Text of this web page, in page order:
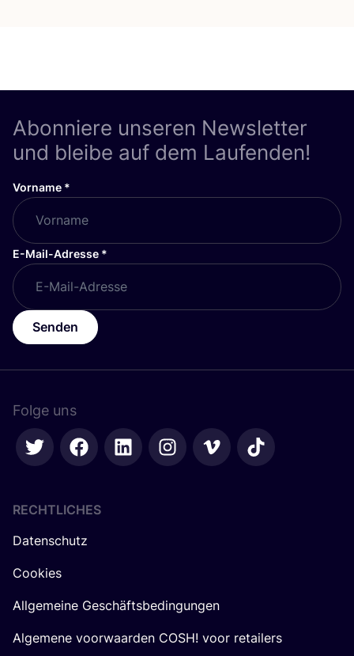
Abonniere unseren Newsletter
und bleibe auf dem Laufenden!
Vorname *
E-Mail-Adresse *
Senden
Folge uns
RECHTLICHES
Datenschutz
Cookies
Allgemeine Geschäftsbedingungen
Algemene voorwaarden COSH! voor retailers